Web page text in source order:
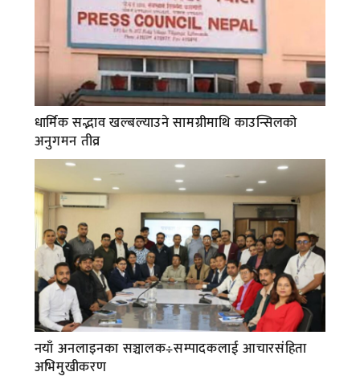
धार्मिक सद्भाव खल्बल्याउने सामग्रीमाथि काउन्सिलको
अनुगमन तीव्र
नयाँ अनलाइनका सञ्चालक÷सम्पादकलाई आचारसंहिता
अभिमुखीकरण